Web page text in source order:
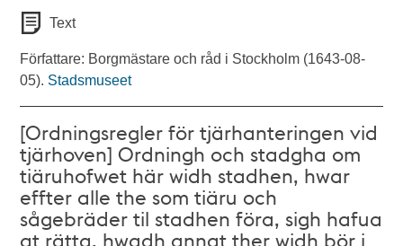
Text
Författare: Borgmästare och råd i Stockholm (1643-08-
05). Stadsmuseet
[Ordningsregler för tjärhanteringen vid
tjärhoven] Ordningh och stadgha om
tiäruhofwet här widh stadhen, hwar
effter alle the som tiäru och
sågebräder til stadhen föra, sigh hafua
at rätta, hwadh annat ther widh bör i